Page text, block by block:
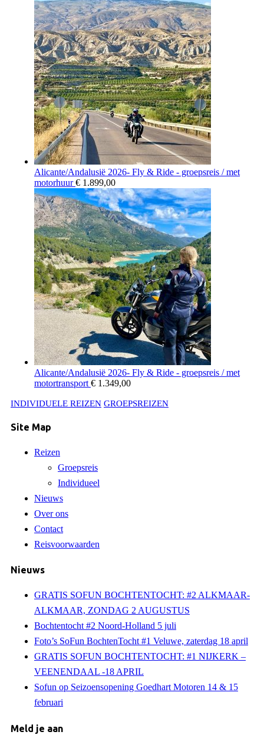
Alicante/Andalusië 2026- Fly & Ride - groepsreis / met
motorhuur € 1.899,00
Alicante/Andalusië 2026- Fly & Ride - groepsreis / met
motortransport € 1.349,00
INDIVIDUELE REIZEN GROEPSREIZEN
Site Map
Reizen
Groepsreis
Individueel
Nieuws
Over ons
Contact
Reisvoorwaarden
Nieuws
GRATIS SOFUN BOCHTENTOCHT: #2 ALKMAAR-
ALKMAAR, ZONDAG 2 AUGUSTUS
Bochtentocht #2 Noord-Holland 5 juli
Foto’s SoFun BochtenTocht #1 Veluwe, zaterdag 18 april
GRATIS SOFUN BOCHTENTOCHT: #1 NIJKERK –
VEENENDAAL -18 APRIL
Sofun op Seizoensopening Goedhart Motoren 14 & 15
februari
Meld je aan